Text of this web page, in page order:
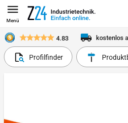
Menü
4.83 kostenlos
Profilfinder